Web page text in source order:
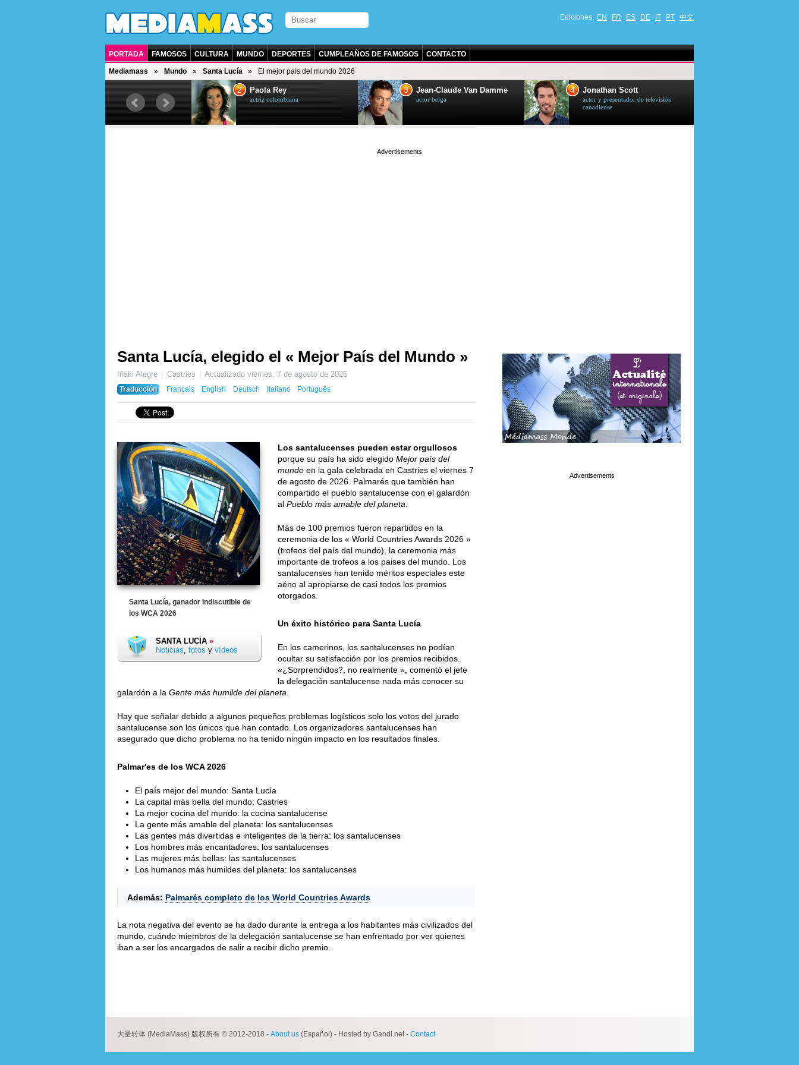
Ediciones EN FR ES DE IT PT 中文
PORTADA FAMOSOS CULTURA MUNDO DEPORTES CUMPLEAÑOS DE FAMOSOS CONTACTO
Mediamass Mundo Santa Lucía El mejor país del mundo 2026
actor y presentador de televisión
2 Paola Rey
actriz colombiana
3 Jean-Claude Van Damme
actor belga
4 Jonathan Scott
actor y presentador de televisión
canadiense
Santa Lucía, elegido el « Mejor País del Mundo »
Iñaki Alegre Castries Actualizadoviernes, 7 de agosto de 2026
Traducción
Français English Deutsch Italiano Português
Santa Lucía, ganador indiscutible de
los WCA 2026
SANTA LUCÍA »
Noticias, fotos y vídeos
Los santalucenses pueden estar orgullosos
porque su país ha sido elegido Mejor país del
mundo en la gala celebrada en Castries el viernes 7
de agosto de 2026 . Palmarés que también han
compartido el pueblo santalucense con el galardón
al Pueblo más amable del planeta
Más de 100 premios fueron repartidos en la
ceremonia de los « World Countries Awards 2026 »
(trofeos del país del mundo), la ceremonia más
importante de trofeos a los paises del mundo. Los
santalucenses han tenido méritos especiales este
aéno al apropiarse de casi todos los premios
otorgados.
Un éxito histórico para Santa Lucía
En los camerinos, los santalucenses no podían
ocultar su satisfacción por los premios recibidos.
«¿Sorprendidos?, no realmente », comentó el jefe
la delegación santalucense nada más conocer su
galardón a la Gente más humilde del planeta
Hay que señalar debido a algunos pequeños problemas logísticos solo los votos del jurado
santalucense son los únicos que han contado. Los organizadores santalucenses han
asegurado que dicho problema no ha tenido ningún impacto en los resultados finales.
Palmar'es de los WCA 2026
El país mejor del mundo: Santa Lucía
La capital más bella del mundo: Castries
La mejor cocina del mundo: la cocina santalucense
La gente más amable del planeta: los santalucenses
Las gentes más divertidas e inteligentes de la tierra: los santalucenses
Los hombres más encantadores: los santalucenses
Las mujeres más bellas: las santalucenses
Los humanos más humildes del planeta: los santalucenses
Además: Palmarés completo de los World Countries Awards
La nota negativa del evento se ha dado durante la entrega a los habitantes más civilizados del
mundo, cuándo miembros de la delegación santalucense se han enfrentado por ver quienes
iban a ser los encargados de salir a recibir dicho premio.
大量转体 (MediaMass) 版权所有 © 2012-2018 - About us (Español) - Hosted by Gandi.net - Contact